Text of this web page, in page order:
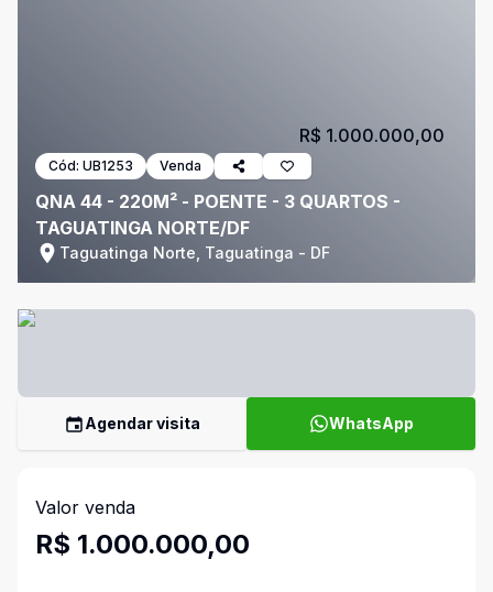
Cód: UB1253 Venda
QNA 44 - 220M² - POENTE - 3 QUARTOS -
TAGUATINGA NORTE/DF
Taguatinga Norte, Taguatinga - DF
R$ 1.000.000,00
Agendar visita WhatsApp
Valor venda
R$ 1.000.000,00